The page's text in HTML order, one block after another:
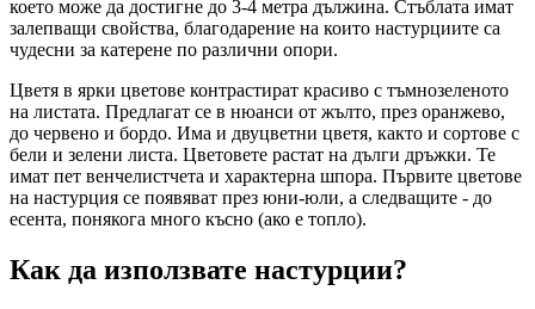
което може да достигне до 3-4 метра дължина. Стъблата имат
залепващи свойства, благодарение на които настурциите са
чудесни за катерене по различни опори.
Цветя в ярки цветове контрастират красиво с тъмнозеленото
на листата. Предлагат се в нюанси от жълто, през оранжево,
до червено и бордо. Има и двуцветни цветя, както и сортове с
бели и зелени листа. Цветовете растат на дълги дръжки. Те
имат пет венчелистчета и характерна шпора. Първите цветове
на настурция се появяват през юни-юли, а следващите - до
есента, понякога много късно (ако е топло).
Как да използвате настурции?